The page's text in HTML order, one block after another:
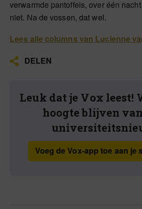
verwarmde pantoffels, over één
niet. Na de vossen, dat wel.
Lees alle columns van Lucienne
DELEN
Leuk dat je Vox leest!
hoogte blijven
Voeg de Vox-app toe aan je